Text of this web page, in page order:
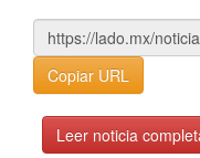
Copiar URL
Leer noticia